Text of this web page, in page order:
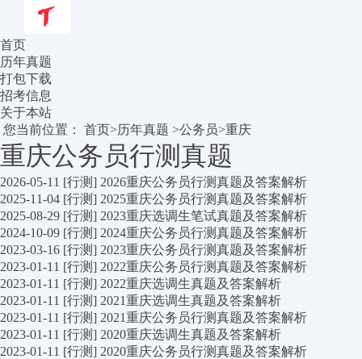
首页
历年真题
打包下载
招考信息
关于本站
您当前位置：
首页>历年真题 >公务员>重庆
重庆公务员行测真题
2026-05-11 [行测] 2026重庆公务员行测真题及答案解析
2025-11-04 [行测] 2025重庆公务员行测真题及答案解析
2025-08-29 [行测] 2023重庆选调生笔试真题及答案解析
2024-10-09 [行测] 2024重庆公务员行测真题及答案解析
2023-03-16 [行测] 2023重庆公务员行测真题及答案解析
2023-01-11 [行测] 2022重庆公务员行测真题及答案解析
2023-01-11 [行测] 2022重庆选调生真题及答案解析
2023-01-11 [行测] 2021重庆选调生真题及答案解析
2023-01-11 [行测] 2021重庆公务员行测真题及答案解析
2023-01-11 [行测] 2020重庆选调生真题及答案解析
2023-01-11 [行测] 2020重庆公务员行测真题及答案解析